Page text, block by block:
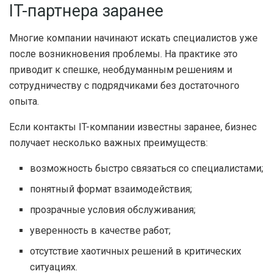
IT-партнера заранее
Многие компании начинают искать специалистов уже
после возникновения проблемы. На практике это
приводит к спешке, необдуманным решениям и
сотрудничеству с подрядчиками без достаточного
опыта.
Если контакты IT-компании известны заранее, бизнес
получает несколько важных преимуществ:
возможность быстро связаться со специалистами;
понятный формат взаимодействия;
прозрачные условия обслуживания;
уверенность в качестве работ;
отсутствие хаотичных решений в критических
ситуациях.